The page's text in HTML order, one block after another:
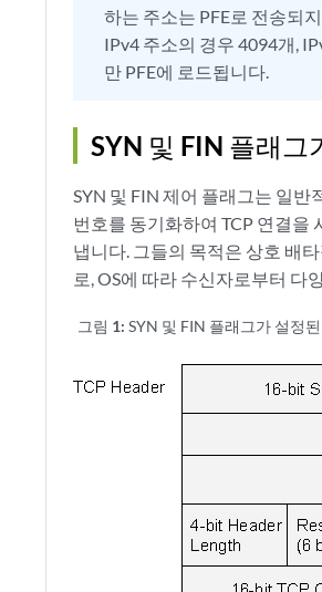
하는 주소는 PFE로 전송되
IPv4 주소의 경우 4094개,
만 PFE에 로드됩니다.
SYN 및 FIN 플래그
SYN 및 FIN 제어 플래그는 일반
번호를 동기화하여 TCP 연결을
냅니다. 그들의 목적은 상호 배
로, OS에 따라 수신자로부터 다
그림 1: SYN 및 FIN 플래그가 설정된